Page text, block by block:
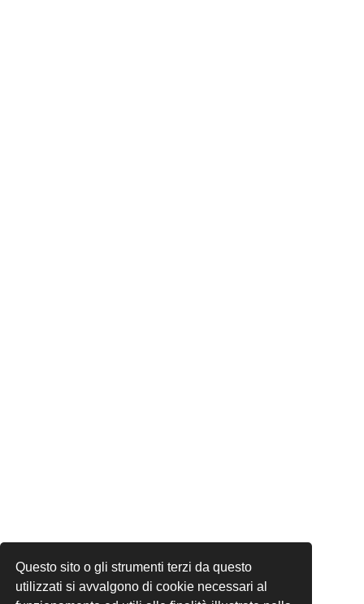
Questo sito o gli strumenti terzi da questo
utilizzati si avvalgono di cookie necessari al